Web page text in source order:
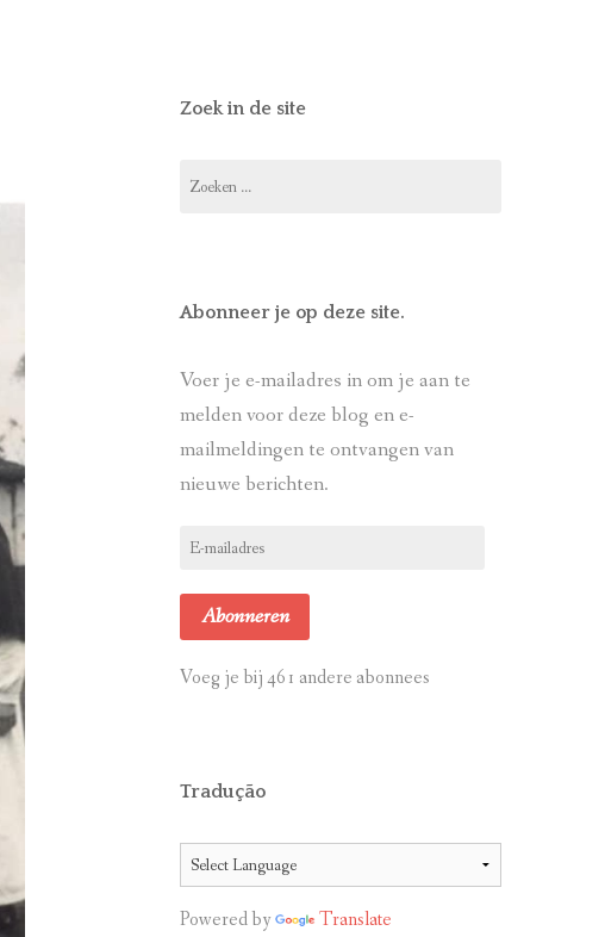
Facebook
TwitterInstagram
Pinterest
Zoek in de site
naar:
Abonneer je op deze site.
Voer je e-mailadres in om je aan te
melden voor deze blog en e-
mailmeldingen te ontvangen van
nieuwe berichten.
E-
Abonneren
Voeg je bij 461 andere abonnees
Tradução
Powered by Translate